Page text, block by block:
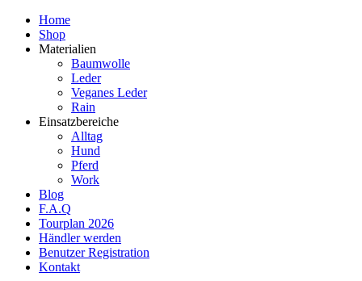
Home
Shop
Materialien
Baumwolle
Leder
Veganes Leder
Rain
Einsatzbereiche
Alltag
Hund
Pferd
Work
Blog
F.A.Q
Tourplan 2026
Händler werden
Benutzer Registration
Kontakt